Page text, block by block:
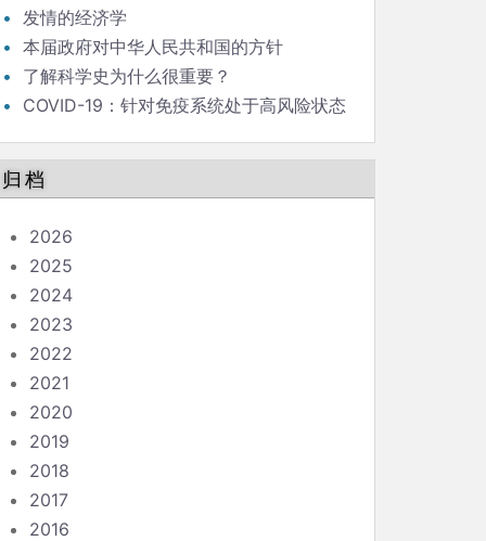
发情的经济学
本届政府对中华人民共和国的方针
了解科学史为什么很重要？
COVID-19：针对免疫系统处于高风险状态
归档
2026
2025
2024
2023
2022
2021
2020
2019
2018
2017
2016